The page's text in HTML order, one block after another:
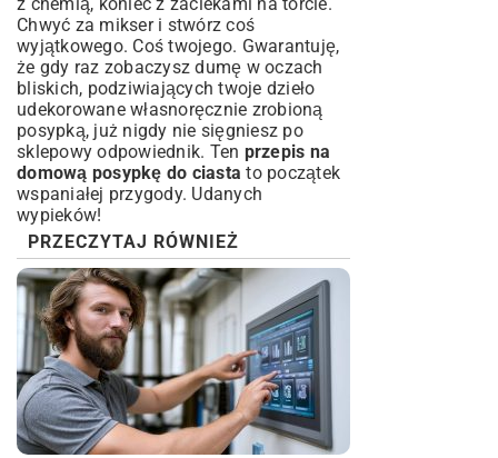
Chwyć za mikser i stwórz coś
wyjątkowego. Coś twojego. Gwarantuję,
że gdy raz zobaczysz dumę w oczach
bliskich, podziwiających twoje dzieło
udekorowane własnoręcznie zrobioną
posypką, już nigdy nie sięgniesz po
sklepowy odpowiednik. Ten przepis na
domową posypkę do ciasta to początek
wspaniałej przygody. Udanych
wypieków!
PRZECZYTAJ RÓWNIEŻ